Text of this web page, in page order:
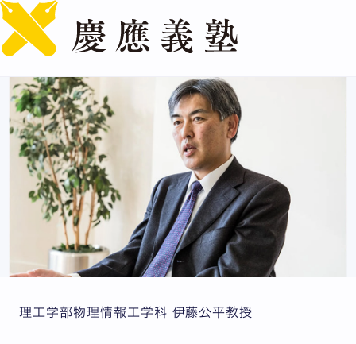
量子コンピュータを実現する鍵は「シリコン」？ －同位体
理工学部物理情報工学科 伊藤公平教授